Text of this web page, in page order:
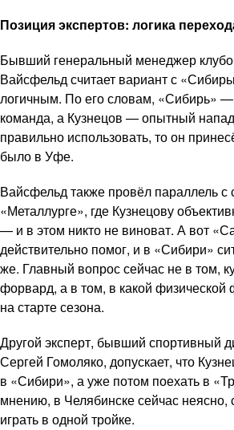
Позиция экспертов: логика
Бывший генеральный менеджер
Вайсфельд считает вариант с
логичным. По его словам, «Сибирь»
команда, а Кузнецов — опытный
правильно использовать, то он
было в Уфе.
Вайсфельд также провёл параллель с
«Металлурге», где Кузнецову
— и в этом никто не виноват. А вот
действительно помог, и в «Сибири»
же. Главный вопрос сейчас не в том,
форвард, а в том, в какой физической
на старте сезона.
Другой эксперт, бывший спортивный
Сергей Гомоляко, допускает, что
в «Сибири», а уже потом поехать в
мнению, в Челябинске сейчас неясно,
играть в одной тройке.